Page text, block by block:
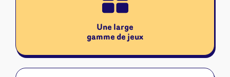
Une large
gamme de jeux